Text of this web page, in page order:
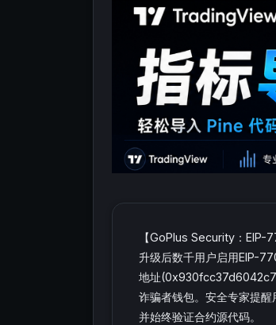
【GoPlus Security：EIP-
升级后数千用户启用EIP-
地址
诈骗者钱包。安全专家提
并始终验证合约源代码。